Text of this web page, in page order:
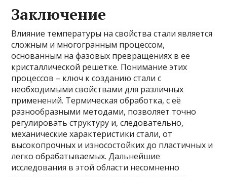
Заключение
Влияние температуры на свойства стали является
сложным и многогранным процессом,
основанным на фазовых превращениях в её
кристаллической решетке. Понимание этих
процессов – ключ к созданию стали с
необходимыми свойствами для различных
применений. Термическая обработка, с её
разнообразными методами, позволяет точно
регулировать структуру и, следовательно,
механические характеристики стали, от
высокопрочных и износостойких до пластичных и
легко обрабатываемых. Дальнейшие
исследования в этой области несомненно